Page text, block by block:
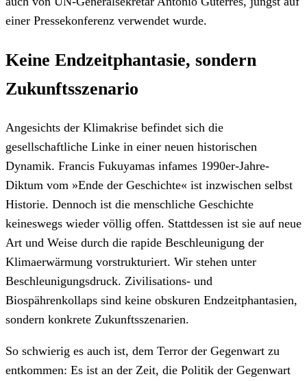
einer Pressekonferenz verwendet wurde.
Keine Endzeitphantasie, sondern
Zukunftsszenario
Angesichts der Klimakrise befindet sich die
gesellschaftliche Linke in einer neuen historischen
Dynamik. Francis Fukuyamas infames 1990er-Jahre-
Diktum vom »Ende der Geschichte« ist inzwischen selbst
Historie. Dennoch ist die menschliche Geschichte
keineswegs wieder völlig offen. Stattdessen ist sie auf neue
Art und Weise durch die rapide Beschleunigung der
Klimaerwärmung vorstrukturiert. Wir stehen unter
Beschleunigungsdruck. Zivilisations- und
Biospährenkollaps sind keine obskuren Endzeitphantasien,
sondern konkrete Zukunftsszenarien.
So schwierig es auch ist, dem Terror der Gegenwart zu
entkommen: Es ist an der Zeit, die Politik der Gegenwart